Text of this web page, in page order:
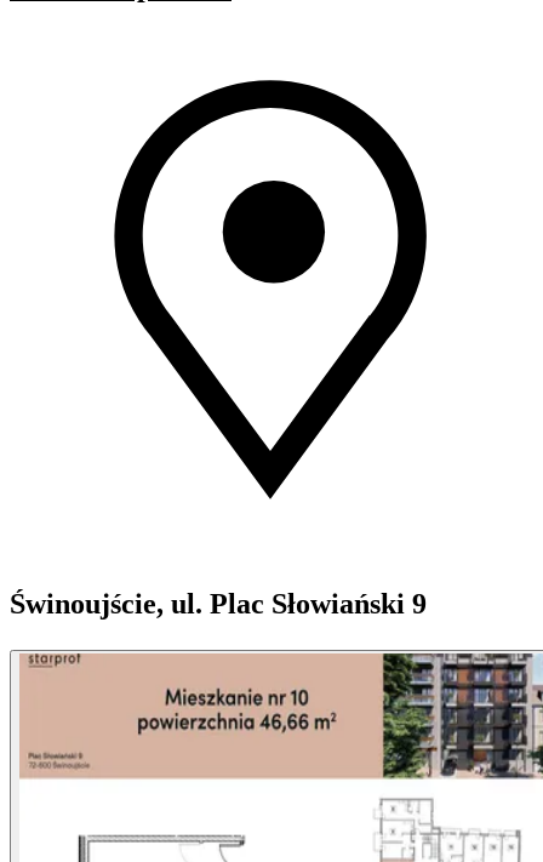
Świnoujście, ul. Plac Słowiański 9